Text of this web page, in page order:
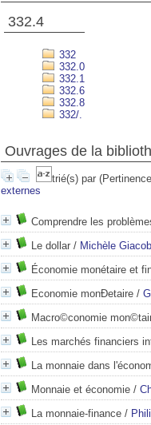
332.4
332
332.0
332.1
332.6
332.8
332/.
Ouvrages de la
trié(s) par
externes
Comprendre les
Le dollar / Michèle
Économie monétaire et
Economie monÐetaire /
Macro©conomie
Les marchés financiers
La monnaie dans
Monnaie et économie /
La monnaie-finance /